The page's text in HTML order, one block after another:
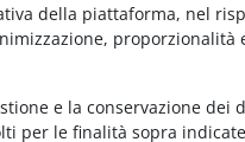
della piattaforma, nel
proporzionalità
e la conservazione dei
per le finalità sopra